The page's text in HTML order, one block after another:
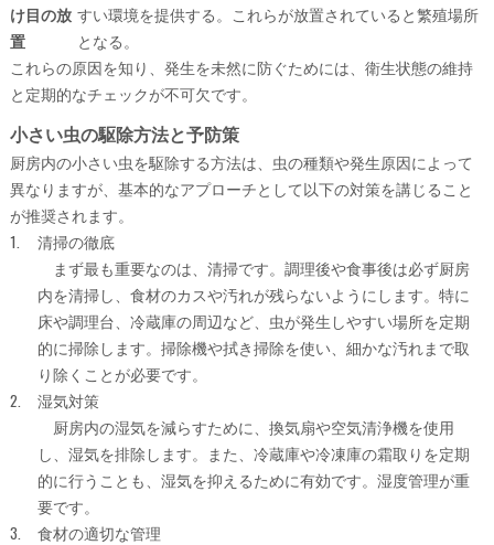
け目の放
置
すい環境を提供する。これらが放置されていると繁殖場所
となる。
これらの原因を知り、発生を未然に防ぐためには、衛生状態の維持
と定期的なチェックが不可欠です。
小さい虫の駆除方法と予防策
厨房内の小さい虫を駆除する方法は、虫の種類や発生原因によって
異なりますが、基本的なアプローチとして以下の対策を講じること
が推奨されます。
清掃の徹底
まず最も重要なのは、清掃です。調理後や食事後は必ず厨房
内を清掃し、食材のカスや汚れが残らないようにします。特に
床や調理台、冷蔵庫の周辺など、虫が発生しやすい場所を定期
的に掃除します。掃除機や拭き掃除を使い、細かな汚れまで取
り除くことが必要です。
湿気対策
厨房内の湿気を減らすために、換気扇や空気清浄機を使用
し、湿気を排除します。また、冷蔵庫や冷凍庫の霜取りを定期
的に行うことも、湿気を抑えるために有効です。湿度管理が重
要です。
食材の適切な管理